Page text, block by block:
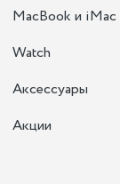
MacBook и iMac
Watch
Аксессуары
Акции